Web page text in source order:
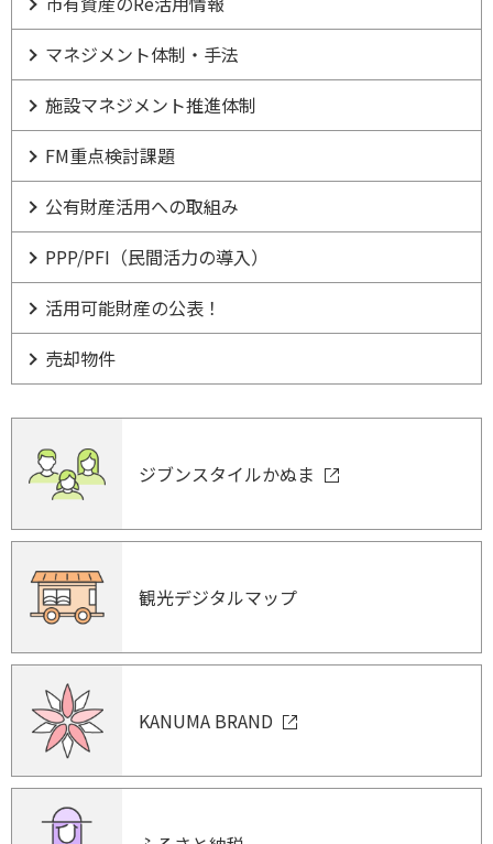
マネジメント体制・手法
施設マネジメント推進体制
FM重点検討課題
公有財産活用への取組み
PPP/PFI（民間活力の導入）
活用可能財産の公表！
売却物件
ジブンスタイルかぬま
観光デジタルマップ
KANUMA BRAND